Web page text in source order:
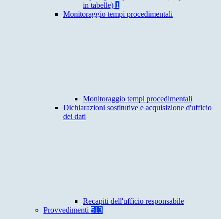
in tabelle) 1
Monitoraggio tempi procedimentali
Monitoraggio tempi procedimentali
Dichiarazioni sostitutive e acquisizione d'ufficio
dei dati
Recapiti dell'ufficio responsabile
Provvedimenti 513